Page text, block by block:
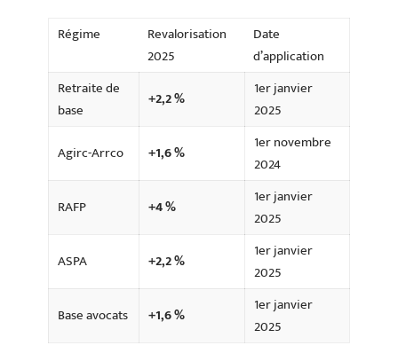
Régime
Revalorisation
2025
Date
d’application
Retraite de
base
+2,2 %
1er janvier
2025
Agirc-Arrco
+1,6 %
1er novembre
2024
RAFP
+4 %
1er janvier
2025
ASPA
+2,2 %
1er janvier
2025
Base avocats
+1,6 %
1er janvier
2025